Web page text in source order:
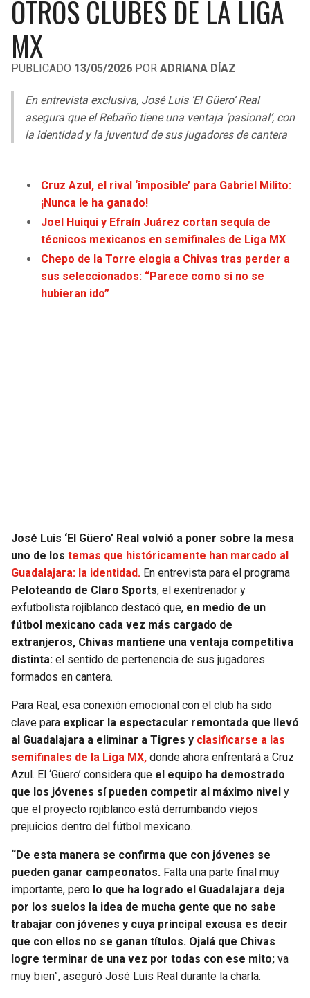
LIGA DE EXPANSIÓN MX
LEAGUES CUP
UEFA EUROPA LEAGUE
UEFA CONFERENCE LEAGUE
MLS
COPA LIBERTADORES
COPA SUDAMERICANA
OTRAS LIGAS
RAIDERS
CHARGERS
RAVENS
CARDINALS
RAMS
49ERS
SEAHAWKS
BEARS
LIONS
PACKERS
VIKINGS
FALCONS
BUCCANEERS
CAVALIERS
PISTONS
PACERS
MAVERICKS
ROCKETS
GRIZZLIES
PELICANS
SPURS
NUGGETS
TIMBERWOLVES
THUNDER
TRAIL BLAZERS
OTROS CLUBES DE LA LIGA
MX
PUBLICADO 13/05/2026 POR ADRIANA DÍAZ
En entrevista exclusiva, José Luis ‘El Güero’ Real
asegura que el Rebaño tiene una ventaja ‘pasional’, con
la identidad y la juventud de sus jugadores de cantera
Cruz Azul, el rival ‘imposible’ para Gabriel Milito:
¡Nunca le ha ganado!
Joel Huiqui y Efraín Juárez cortan sequía de
técnicos mexicanos en semifinales de Liga MX
Chepo de la Torre elogia a Chivas tras perder a
sus seleccionados: “Parece como si no se
hubieran ido”
José Luis ‘El Güero’ Real volvió a poner sobre la mesa
uno de los temas que históricamente han marcado al
Guadalajara: la identidad. En entrevista para el programa
Peloteando de Claro Sports, el exentrenador y
exfutbolista rojiblanco destacó que, en medio de un
fútbol mexicano cada vez más cargado de
extranjeros, Chivas mantiene una ventaja competitiva
distinta: el sentido de pertenencia de sus jugadores
formados en cantera.
Para Real, esa conexión emocional con el club ha sido
clave para explicar la espectacular remontada que llevó
al Guadalajara a eliminar a Tigres y clasificarse a las
semifinales de la Liga MX, donde ahora enfrentará a Cruz
Azul. El ‘Güero’ considera que el equipo ha demostrado
que los jóvenes sí pueden competir al máximo nivel y
que el proyecto rojiblanco está derrumbando viejos
prejuicios dentro del fútbol mexicano.
“De esta manera se confirma que con jóvenes se
pueden ganar campeonatos. Falta una parte final muy
importante, pero lo que ha logrado el Guadalajara deja
por los suelos la idea de mucha gente que no sabe
trabajar con jóvenes y cuya principal excusa es decir
que con ellos no se ganan títulos. Ojalá que Chivas
logre terminar de una vez por todas con ese mito; va
muy bien”, aseguró José Luis Real durante la charla.